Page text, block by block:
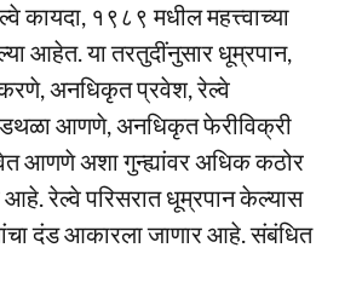
कायदा, १९८९ मधील महत्त्वाच्या
आहेत. या तरतुदींनुसार धूम्रपान,
अनधिकृत प्रवेश, रेल्वे
अडथळा आणणे, अनधिकृत फेरीविक्री
आणणे अशा गुन्ह्यांवर अधिक कठोर
आहे. रेल्वे परिसरात धूम्रपान केल्यास
दंड आकारला जाणार आहे. संबंधित